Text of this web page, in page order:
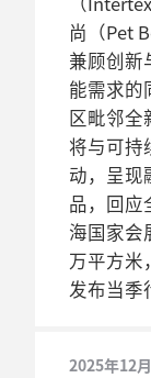
尚（Pet
兼顾创新
能需求的
区毗邻全
将与可持
动，呈现
品，回应
海国家会
万平方米
发布当季
2025年12